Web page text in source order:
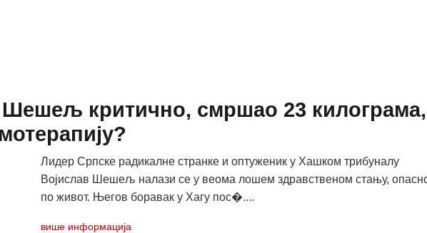
Шешељ критично, смршао 23 килограма,
Лидер Српске радикалне странке и оптуженик у Хашком трибуналу
Војислав Шешељ налази се у веома лошем здравственом стању,
по живот. Његов боравак у Хагу пос�....
више информација